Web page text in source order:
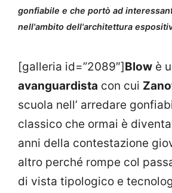
gonfiabile e che portò ad
nell'ambito dell'architettura
[galleria id=”2089″]Blow è
avanguardista con cui
scuola nell’ arredare
classico che ormai è
anni della contestazione
altro perché rompe col
di vista tipologico e